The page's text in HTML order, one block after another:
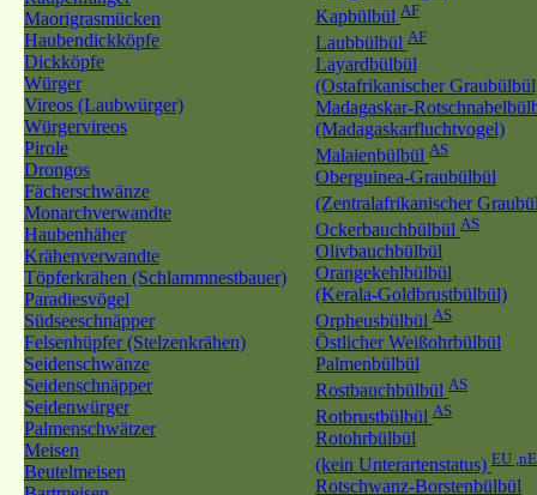
Maorigrasmücken
Haubendickköpfe
Dickköpfe
Würger
Vireos (Laubwürger)
Würgervireos
Pirole
Drongos
Fächerschwänze
Monarchverwandte
Haubenhäher
Krähenverwandte
Töpferkrähen (Schlammnestbauer)
Paradiesvögel
Südseeschnäpper
Felsenhüpfer (Stelzenkrähen)
Seidenschwänze
Seidenschnäpper
Seidenwürger
Palmenschwätzer
Meisen
Beutelmeisen
Kapbülbül AF
Laubbülbül AF
Layardbülbül
(Ostafrikanischer
Madagaskar-
(Madagaskarfluchtvogel)
Malaienbülbül AS
Oberguinea-Graubülbül
(Zentralafrikanischer
Ockerbauchbülbül AS
Olivbauchbülbül
Orangekehlbülbül
(Kerala-Goldbrustbülbül)
Orpheusbülbül AS
Östlicher Weißohrbülbül
Palmenbülbül
Rostbauchbülbül AS
Rotbrustbülbül AS
Rotohrbülbül
(kein Unterartenstatus) EU
Rotschwanz-Borstenbülbül